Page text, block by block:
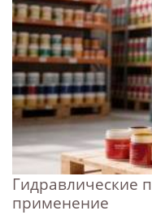
Гидравлические
применение